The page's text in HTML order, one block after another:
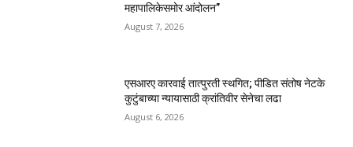
महापालिकेसमोर आंदोलन”
August 7, 2026
एसआरए कारवाई तात्पुरती स्थगित; पीडित संतोष नेटके
कुटुंबाच्या न्यायासाठी क्रांतिवीर सेनेचा लढा
August 6, 2026